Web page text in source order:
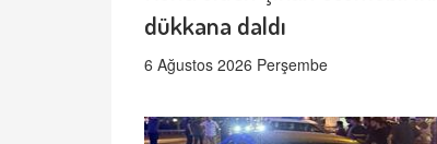
dükkana daldı
6 Ağustos 2026 Perşembe